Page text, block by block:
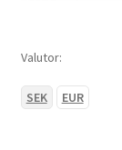
Valutor:
SEK EUR